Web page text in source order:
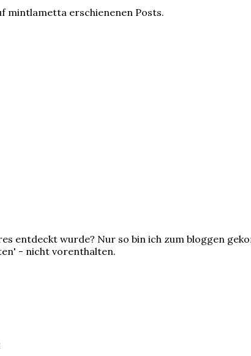
mintlametta erschienenen Posts.
entdeckt wurde? Nur so bin ich zum bloggen
- nicht vorenthalten.